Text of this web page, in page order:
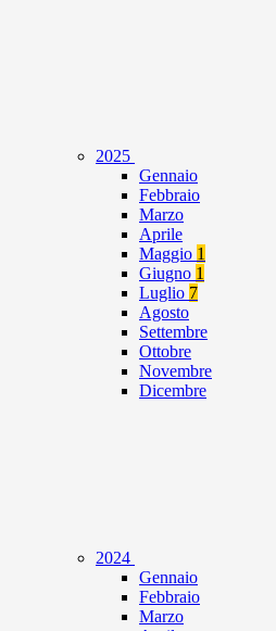
2025
Gennaio
Febbraio
Marzo
Aprile
Maggio 1
Giugno 1
Luglio 7
Agosto
Settembre
Ottobre
Novembre
Dicembre
2024
Gennaio
Febbraio
Marzo